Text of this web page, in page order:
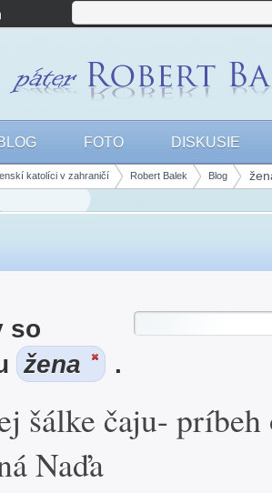
FOTO DISKUSIE
katolíci v zahraničí Robert Balek Blog
so
žena .
šálke čaju- príbeh
Naďa